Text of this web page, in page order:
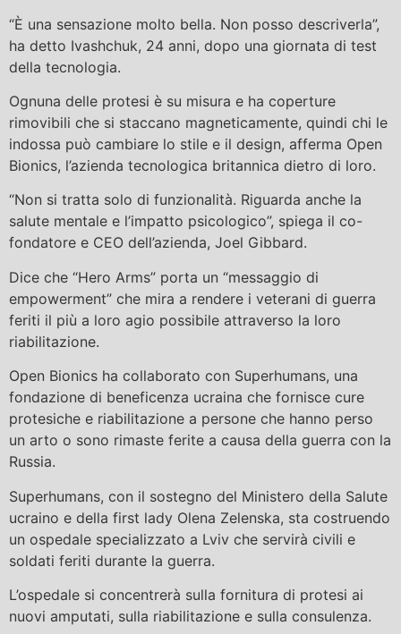
“È una sensazione molto bella. Non posso descriverla”,
ha detto Ivashchuk, 24 anni, dopo una giornata di test
della tecnologia.
Ognuna delle protesi è su misura e ha coperture
rimovibili che si staccano magneticamente, quindi chi le
indossa può cambiare lo stile e il design, afferma Open
Bionics, l’azienda tecnologica britannica dietro di loro.
“Non si tratta solo di funzionalità. Riguarda anche la
salute mentale e l’impatto psicologico”, spiega il co-
fondatore e CEO dell’azienda, Joel Gibbard.
Dice che “Hero Arms” porta un “messaggio di
empowerment” che mira a rendere i veterani di guerra
feriti il ​​​​più a loro agio possibile attraverso la loro
riabilitazione.
Open Bionics ha collaborato con Superhumans, una
fondazione di beneficenza ucraina che fornisce cure
protesiche e riabilitazione a persone che hanno perso
un arto o sono rimaste ferite a causa della guerra con la
Russia.
Superhumans, con il sostegno del Ministero della Salute
ucraino e della first lady Olena Zelenska, sta costruendo
un ospedale specializzato a Lviv che servirà civili e
soldati feriti durante la guerra.
L’ospedale si concentrerà sulla fornitura di protesi ai
nuovi amputati, sulla riabilitazione e sulla consulenza.